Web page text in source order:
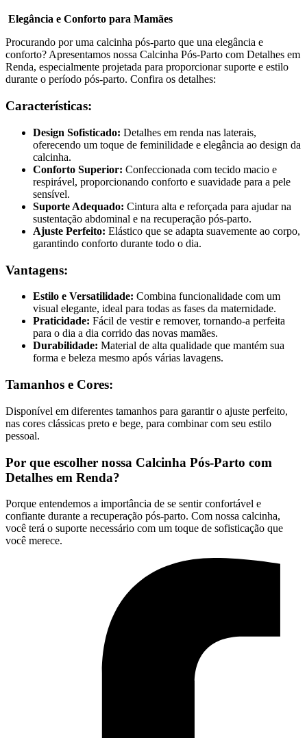
Elegância e Conforto para Mamães
Procurando por uma calcinha pós-parto que una elegância e
conforto? Apresentamos nossa Calcinha Pós-Parto com Detalhes em
Renda, especialmente projetada para proporcionar suporte e estilo
durante o período pós-parto. Confira os detalhes:
Características:
Design Sofisticado: Detalhes em renda nas laterais,
oferecendo um toque de feminilidade e elegância ao design da
calcinha.
Conforto Superior: Confeccionada com tecido macio e
respirável, proporcionando conforto e suavidade para a pele
sensível.
Suporte Adequado: Cintura alta e reforçada para ajudar na
sustentação abdominal e na recuperação pós-parto.
Ajuste Perfeito: Elástico que se adapta suavemente ao corpo,
garantindo conforto durante todo o dia.
Vantagens:
Estilo e Versatilidade: Combina funcionalidade com um
visual elegante, ideal para todas as fases da maternidade.
Praticidade: Fácil de vestir e remover, tornando-a perfeita
para o dia a dia corrido das novas mamães.
Durabilidade: Material de alta qualidade que mantém sua
forma e beleza mesmo após várias lavagens.
Tamanhos e Cores:
Disponível em diferentes tamanhos para garantir o ajuste perfeito,
nas cores clássicas preto e bege, para combinar com seu estilo
pessoal.
Por que escolher nossa Calcinha Pós-Parto com
Detalhes em Renda?
Porque entendemos a importância de se sentir confortável e
confiante durante a recuperação pós-parto. Com nossa calcinha,
você terá o suporte necessário com um toque de sofisticação que
você merece.